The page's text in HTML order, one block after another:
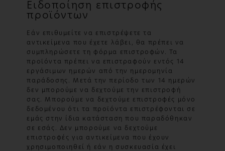
Ειδοποίηση επιστροφής
προϊόντων
Εάν επιθυμείτε να επιστρέψετε τα
αντικείμενα που έχετε λάβει, θα πρέπει να
συμπληρώσετε τη φόρμα επιστροφών. Τα
προϊόντα πρέπει να επιστραφούν εντός 14
εργάσιμων ημερών από την ημερομηνία
παράδοσης. Μετά την περίοδο των 14 ημερών
δεν μπορούμε να δεχτούμε την επιστροφή
σας. Μπορούμε να δεχτούμε επιστροφές μόνο
δεδομένου ότι τα προϊόντα επιστρέφονται σε
εμάς στην ίδια κατάσταση που παραδόθηκαν
σε εσάς. Δεν μπορούμε να δεχτούμε
επιστροφές για αντικείμενα που έχουν
χρησιμοποιηθεί ή εάν η συσκευασία έχει